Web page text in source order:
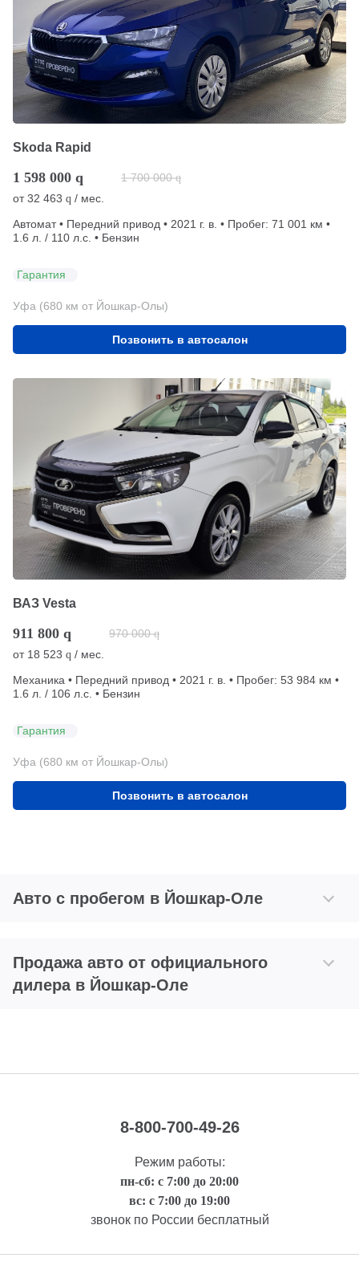
Skoda Rapid
1 598 000 q 1 700 000 q
от32 463 q / мес.
Автомат • Передний привод • 2021 г. в. • Пробег: 71 001 км •
1.6 л. / 110 л.с. • Бензин
Гарантия
Уфа (680 км от Йошкар-Олы)
Позвонить в автосалон
ВАЗ Vesta
911 800 q 970 000 q
от 18 523 q / мес.
Механика • Передний привод • 2021 г. в. • Пробег: 53 984 км •
1.6 л. / 106 л.с. • Бензин
Гарантия
Уфа (680 км от Йошкар-Олы)
Позвонить в автосалон
Авто с пробегом в Йошкар-Оле
Продажа авто от официального
дилера в Йошкар-Оле
8-800-700-49-26
Режим работы:
пн-сб: с 7:00 до 20:00
вс: с 7:00 до 19:00
звонок по России бесплатный